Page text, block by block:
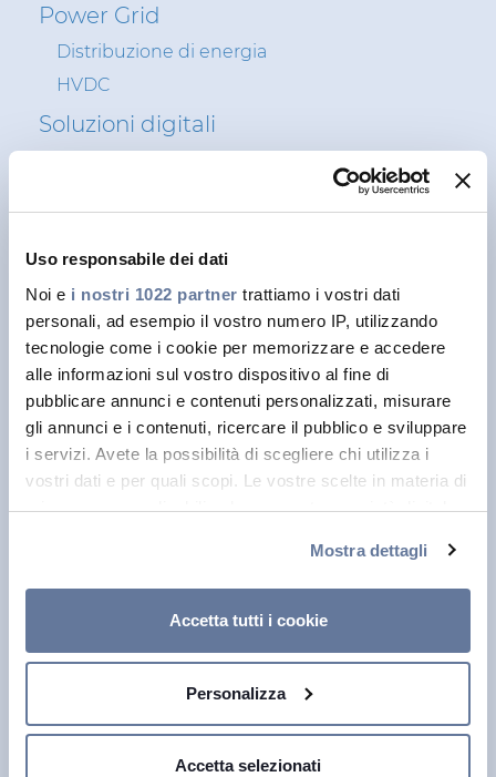
Uso responsabile dei dati
Noi e i nostri 1022 partner trattiamo i vostri dati
personali, ad esempio il vostro numero IP, utilizzando
tecnologie come i cookie per memorizzare e accedere
alle informazioni sul vostro dispositivo al fine di
pubblicare annunci e contenuti personalizzati, misurare
gli annunci e i contenuti, ricercare il pubblico e sviluppare
i servizi. Avete la possibilità di scegliere chi utilizza i
vostri dati e per quali scopi. Le vostre scelte in materia di
privacy sono applicabili solo su questa proprietà digitale
modificare o revocare il proprio consenso in qualsiasi
momento dalla Dichiarazione sui cookie o facendo clic
sull'icona di attivazione della privacy.
Con il tuo consenso, vorremmo anche:
raccogliere informazioni sulla tua posizione
geografica, con un'approssimazione di qualche
Mostra dettagli
Accetta tutti i cookie
Personalizza
Accetta selezionati
Power Grid
Distribuzione di energia
HVDC
Soluzioni digitali
Reti Aziendali e Multimediali
Elettrificazione
Costruzioni e Infrastrutture
Cavi speciali
Sistemi di Asset Monitoring ed
Elettronica
Asset Monitoring
Lavora con noi
Perché Prysmian?